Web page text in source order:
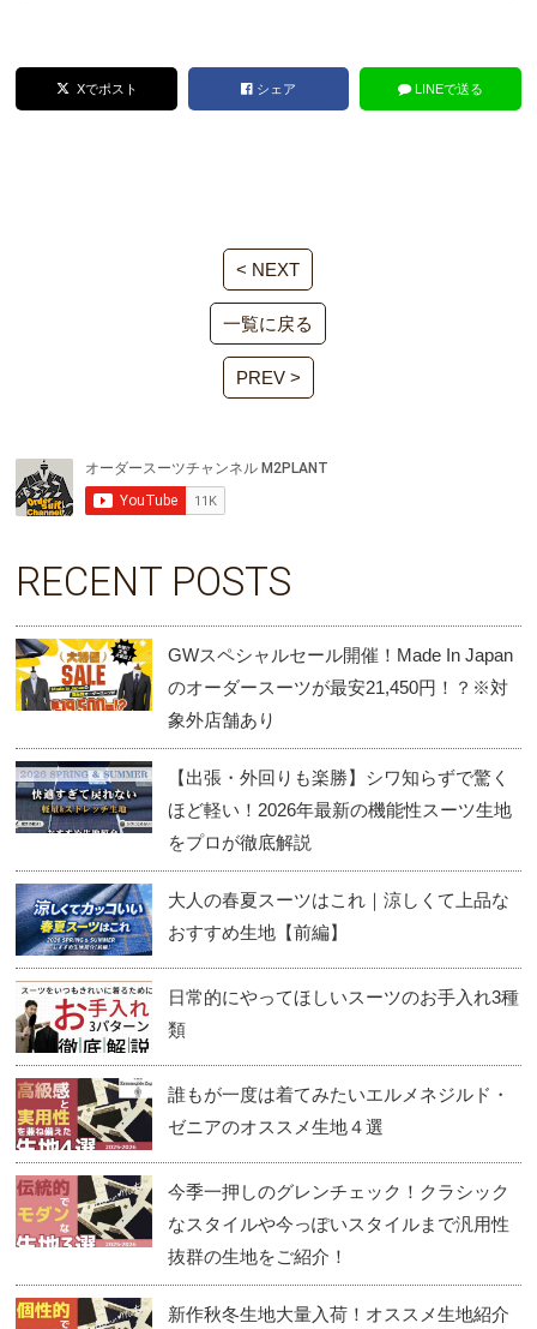
Xでポスト シェア LINEで送る
< NEXT
一覧に戻る
PREV >
RECENT POSTS
GWスペシャルセール開催！Made In Japan
のオーダースーツが最安21,450円！？※対
象外店舗あり
【出張・外回りも楽勝】シワ知らずで驚く
ほど軽い！2026年最新の機能性スーツ生地
をプロが徹底解説
大人の春夏スーツはこれ｜涼しくて上品な
おすすめ生地【前編】
日常的にやってほしいスーツのお手入れ3種
類
誰もが一度は着てみたいエルメネジルド・
ゼニアのオススメ生地４選
今季一押しのグレンチェック！クラシック
なスタイルや今っぽいスタイルまで汎用性
抜群の生地をご紹介！
新作秋冬生地大量入荷！オススメ生地紹介